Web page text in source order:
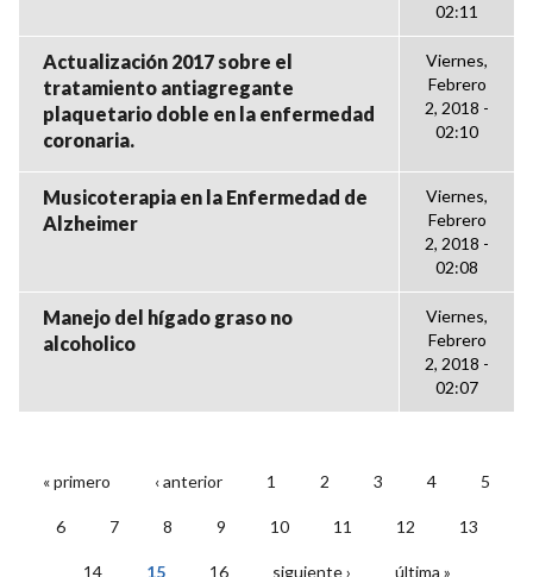
02:11
Actualización 2017 sobre el
tratamiento antiagregante
plaquetario doble en la enfermedad
coronaria.
Viernes,
Febrero
2, 2018 -
02:10
Musicoterapia en la Enfermedad de
Alzheimer
Viernes,
Febrero
2, 2018 -
02:08
Manejo del hígado graso no
alcoholico
Viernes,
Febrero
2, 2018 -
02:07
PÁGINAS
« primero ‹ anterior 1 2 3 4 5
6 7 8 9 10 11 12 13
14 15 16 siguiente › última »